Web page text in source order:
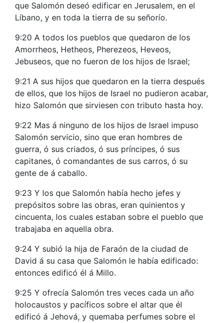
que Salomón deseó edificar en Jerusalem, en el
Líbano, y en toda la tierra de su señorío.
9:20 A todos los pueblos que quedaron de los
Amorrheos, Hetheos, Pherezeos, Heveos,
Jebuseos, que no fueron de los hijos de Israel;
9:21 A sus hijos que quedaron en la tierra después
de ellos, que los hijos de Israel no pudieron acabar,
hizo Salomón que sirviesen con tributo hasta hoy.
9:22 Mas á ninguno de los hijos de Israel impuso
Salomón servicio, sino que eran hombres de
guerra, ó sus criados, ó sus príncipes, ó sus
capitanes, ó comandantes de sus carros, ó su
gente de á caballo.
9:23 Y los que Salomón había hecho jefes y
prepósitos sobre las obras, eran quinientos y
cincuenta, los cuales estaban sobre el pueblo que
trabajaba en aquella obra.
9:24 Y subió la hija de Faraón de la ciudad de
David á su casa que Salomón le había edificado:
entonces edificó él á Millo.
9:25 Y ofrecía Salomón tres veces cada un año
holocaustos y pacíficos sobre el altar que él
edificó á Jehová, y quemaba perfumes sobre el